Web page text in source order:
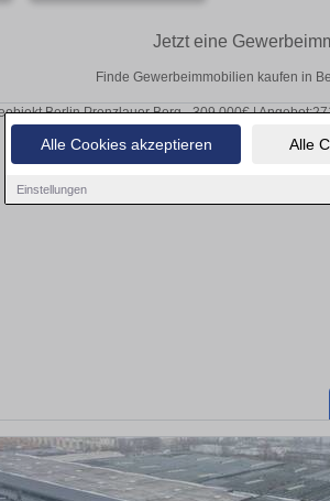
Alle Cookies akzeptieren Alle
Einstellungen
Jetzt eine
Finde Gewerbeimmobilien kaufen in